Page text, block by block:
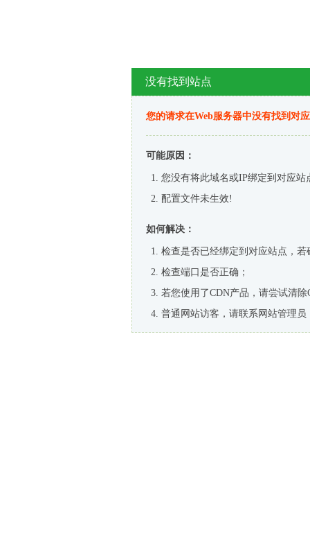
没有找到站点
您的请求在Web服务器中没有找到对
可能原因：
您没有将此域名或IP绑定到对应站
配置文件未生效!
如何解决：
检查是否已经绑定到对应站点，
检查端口是否正确；
若您使用了CDN产品，请尝试清除
普通网站访客，请联系网站管理员